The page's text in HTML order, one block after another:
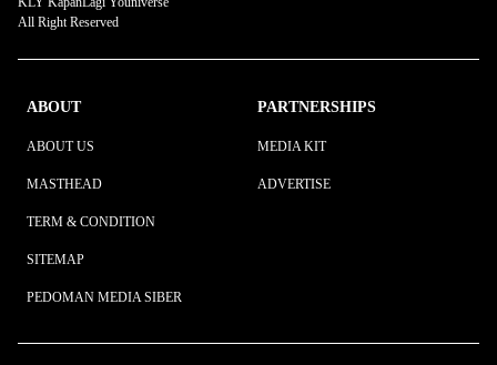
All Right Reserved
ABOUT
ABOUT US
MASTHEAD
TERM & CONDITION
SITEMAP
PEDOMAN MEDIA SIBER
PARTNERSHIPS
MEDIA KIT
ADVERTISE